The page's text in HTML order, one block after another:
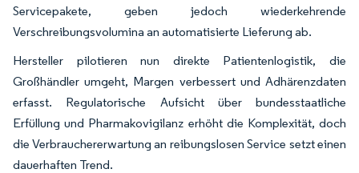
Servicepakete, geben jedoch wiederkehrende
Verschreibungsvolumina an automatisierte Lieferung ab.
Hersteller pilotieren nun direkte Patientenlogistik, die
Großhändler umgeht, Margen verbessert und Adhärenzdaten
erfasst. Regulatorische Aufsicht über bundesstaatliche
Erfüllung und Pharmakovigilanz erhöht die Komplexität, doch
die Verbrauchererwartung an reibungslosen Service setzt einen
dauerhaften Trend.